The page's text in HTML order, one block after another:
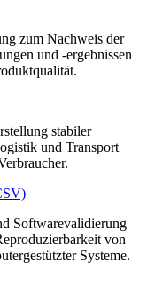
zum Nachweis der
und -ergebnissen
stabiler
und Transport
Softwarevalidierung
von
Systeme.